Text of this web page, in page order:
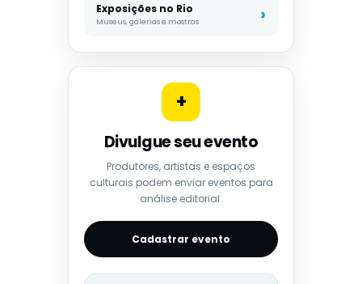
Exposições no Rio
Museus, galerias e mostras
+
Divulgue seu evento
Produtores, artistas e espaços
culturais podem enviar eventos para
análise editorial.
Cadastrar evento